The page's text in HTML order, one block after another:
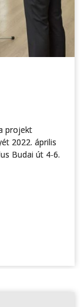
projekt
2022. április
Budai út 4-6.